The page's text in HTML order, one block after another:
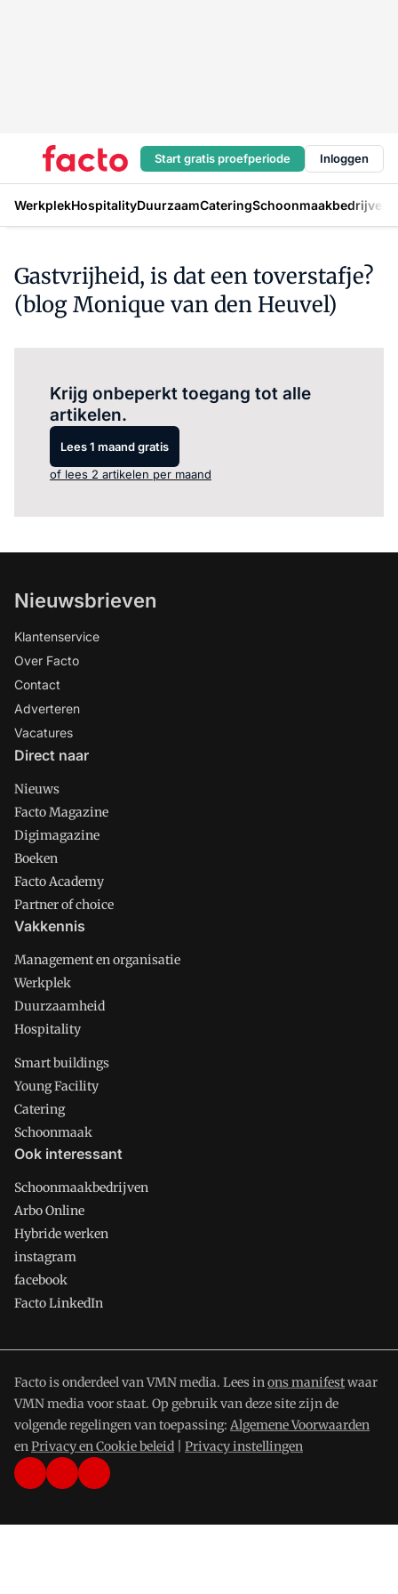
Start gratis proefperiode Inloggen
WerkplekHospitalityDuurzaamCateringSchoonmaakbedrijven
Gastvrijheid, is dat een toverstafje?
(blog Monique van den Heuvel)
Krijg onbeperkt toegang tot alle
artikelen.
Lees 1 maand gratis
of lees 2 artikelen per maand
Nieuwsbrieven
Klantenservice
Over Facto
Contact
Adverteren
Vacatures
Direct naar
Nieuws
Facto Magazine
Digimagazine
Boeken
Facto Academy
Partner of choice
Vakkennis
Management en organisatie
Werkplek
Duurzaamheid
Hospitality
Smart buildings
Young Facility
Catering
Schoonmaak
Ook interessant
Schoonmaakbedrijven
Arbo Online
Hybride werken
instagram
facebook
Facto LinkedIn
Facto is onderdeel van VMN media. Lees inons manifestwaar
VMN media voor staat. Op gebruik van deze site zijn de
volgende regelingen van toepassing: Algemene Voorwaarden
enPrivacy en Cookie beleid Privacy instellingen